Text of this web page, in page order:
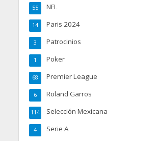
NFL
55
Paris 2024
14
Patrocinios
3
Poker
1
Premier League
68
Roland Garros
6
Selección Mexicana
114
Serie A
4